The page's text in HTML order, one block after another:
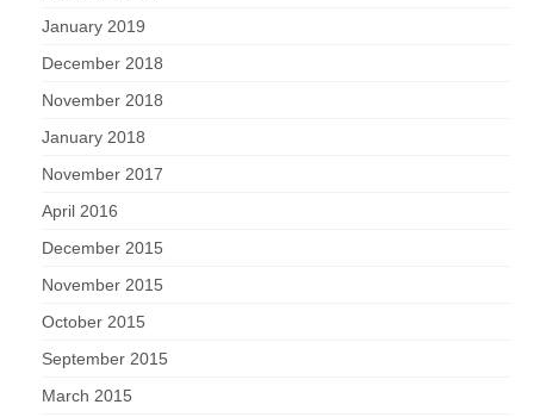
January 2019
December 2018
November 2018
January 2018
November 2017
April 2016
December 2015
November 2015
October 2015
September 2015
March 2015